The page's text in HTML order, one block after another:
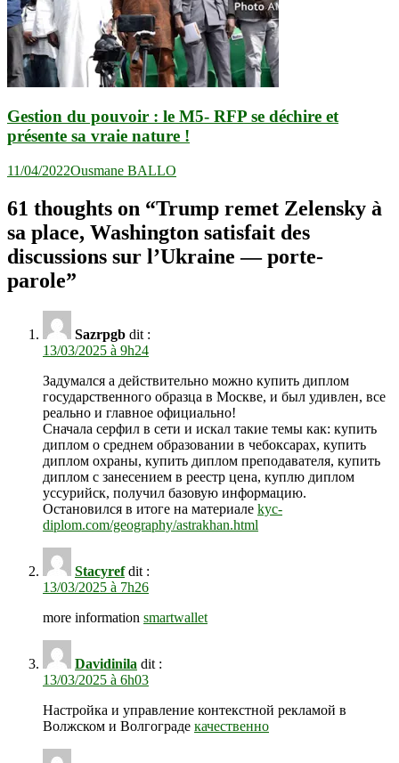
Gestion du pouvoir : le M5- RFP se déchire et
présente sa vraie nature !
11/04/2022Ousmane BALLO
61 thoughts on “Trump remet Zelensky à
sa place, Washington satisfait des
discussions sur l’Ukraine — porte-
parole”
Sazrpgb dit :
13/03/2025 à 9h24
Задумался а действительно можно купить диплом
государственного образца в Москве, и был удивлен, все
реально и главное официально!
Сначала серфил в сети и искал такие темы как: купить
диплом о среднем образовании в чебоксарах, купить
диплом охраны, купить диплом преподавателя, купить
диплом с занесением в реестр цена, куплю диплом
уссурийск, получил базовую информацию.
Остановился в итоге на материале kyc-
diplom.com/geography/astrakhan.html
Stacyref dit :
13/03/2025 à 7h26
more information smartwallet
Davidinila dit :
13/03/2025 à 6h03
Настройка и управление контекстной рекламой в
Волжском и Волгограде качественно